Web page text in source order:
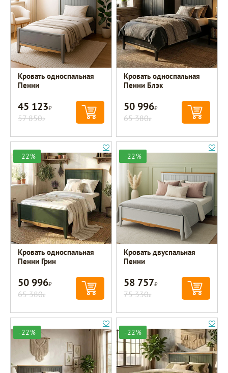
Кровать односпальная
Пенни
45 123Р
57 850Р
Кровать односпальная
Пенни Блэк
50 996Р
65 380Р
-22%
Кровать односпальная
Пенни Грин
50 996Р
65 380Р
-22%
Кровать двуспальная
Пенни
58 757Р
75 330Р
-22% -22%